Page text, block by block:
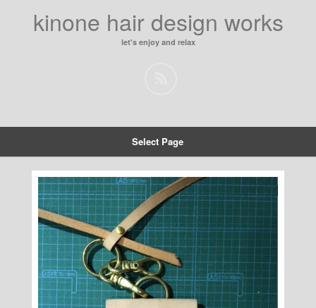
kinone hair design works
let's enjoy and relax
Select Page